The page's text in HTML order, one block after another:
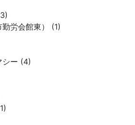
労会館東） (1)
シー (4)